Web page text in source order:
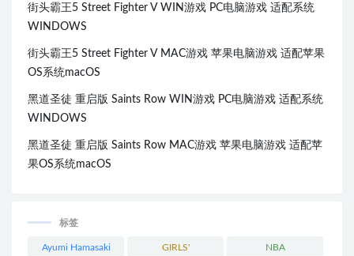
街头霸王5 Street Fighter V WIN游戏 PC电脑游戏 适配系统
WINDOWS
街头霸王5 Street Fighter V MAC游戏 苹果电脑游戏 适配苹果
OS系统macOS
黑道圣徒 重启版 Saints Row WIN游戏 PC电脑游戏 适配系统
WINDOWS
黑道圣徒 重启版 Saints Row MAC游戏 苹果电脑游戏 适配苹
果OS系统macOS
标签
Ayumi Hamasaki GIRLS' NBA